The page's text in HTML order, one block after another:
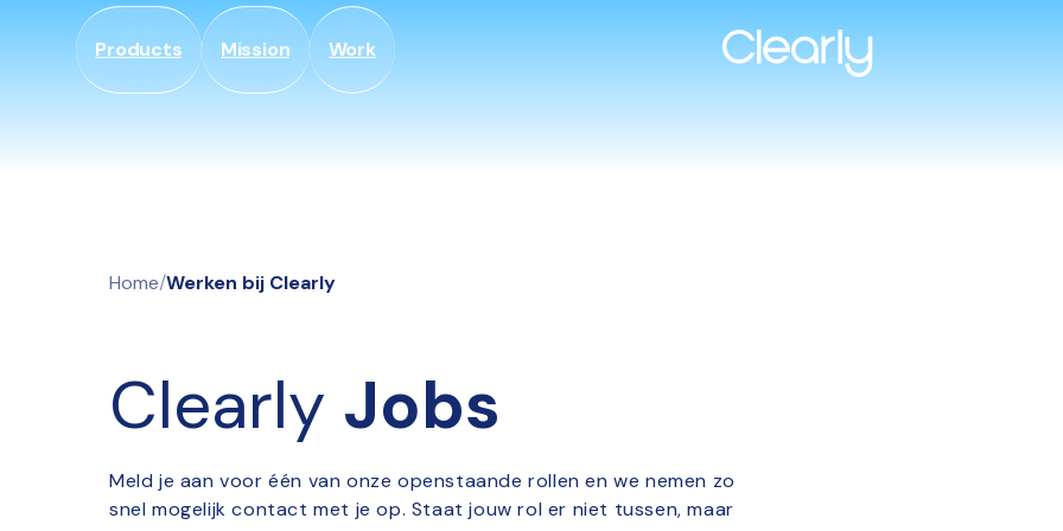
indholdProducts Mission Work
Home/Werken bij Clearly
Clearly Jobs
Meld je aan voor één van onze openstaande rollen en we nemen zo
snel mogelijk contact met je op. Staat jouw rol er niet tussen, maar